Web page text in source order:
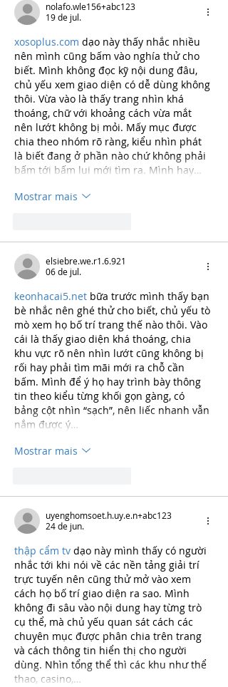
nolafo.wle156+abc123
19 de jul.
xosoplus.com dạo này thấy nhắc nhiều
nên mình cũng bấm vào nghía thử cho
biết. Mình không đọc kỹ nội dung đâu,
chủ yếu xem giao diện có dễ dùng không
thôi. Vừa vào là thấy trang nhìn khá
thoáng, chữ với khoảng cách vừa mắt
nên lướt không bị mỏi. Mấy mục được
chia theo nhóm rõ ràng, kiểu nhìn phát
là biết đang ở phần nào chứ không phải
bấm tới bấm lui mới tìm ra. Mình hay…
Mostrar mais
elsiebre.we.r1.6.921
06 de jul.
keonhacai5.net bữa trước mình thấy bạn
bè nhắc nên ghé thử cho biết, chủ yếu tò
mò xem họ bố trí trang thế nào thôi. Vào
cái là thấy giao diện khá thoáng, chia
khu vực rõ nên nhìn lướt cũng không bị
rối hay phải tìm mãi mới ra chỗ cần
bấm. Mình để ý họ hay trình bày thông
tin theo kiểu từng khối gọn gàng, có
bảng cột nhìn “sạch”, nên liếc nhanh vẫn
nắm được ý…
Mostrar mais
uyenghomsoet.h.uy.e.n+abc123
24 de jun.
thập cẩm tv dạo này mình thấy có người
nhắc tới khi nói về các nền tảng giải trí
trực tuyến nên cũng thử mở vào xem
cách họ bố trí giao diện ra sao. Mình
không đi sâu vào nội dung hay từng trò
cụ thể, mà chủ yếu quan sát cách các
chuyên mục được phân chia trên trang
và cách thông tin hiển thị cho người
dùng. Nhìn tổng thể thì các khu như thể
thao, casino,…